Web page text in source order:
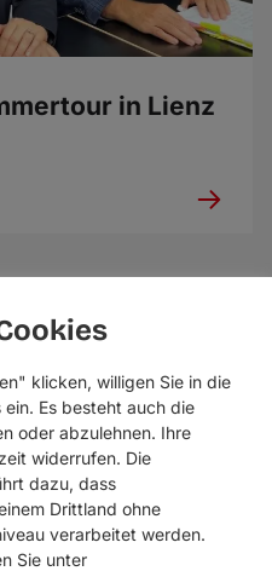
in Lienz
klicken, willigen Sie in die
Es besteht auch die
oder abzulehnen. Ihre
widerrufen. Die
dazu, dass
Drittland ohne
verarbeitet werden.
Sie unter